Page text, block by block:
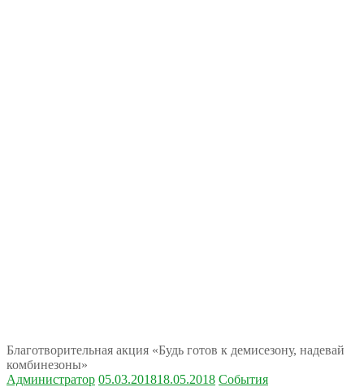
Благотворительная акция «Будь готов к демисезону, надевай
комбинезоны»
Администратор 05.03.201818.05.2018 События